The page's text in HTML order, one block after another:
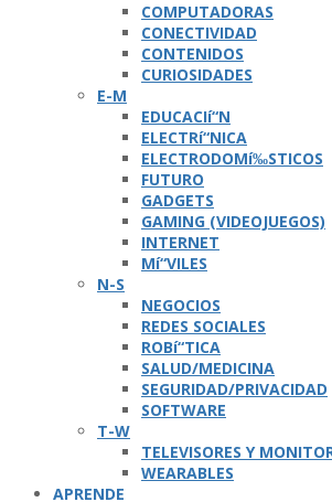
COMPUTADORAS
CONECTIVIDAD
CONTENIDOS
CURIOSIDADES
E-M
EDUCACIí“N
ELECTRí“NICA
ELECTRODOMí‰STICOS
FUTURO
GADGETS
GAMING (VIDEOJUEGOS)
INTERNET
Mí“VILES
N-S
NEGOCIOS
REDES SOCIALES
ROBí“TICA
SALUD/MEDICINA
SEGURIDAD/PRIVACIDAD
SOFTWARE
T-W
TELEVISORES Y
WEARABLES
APRENDE